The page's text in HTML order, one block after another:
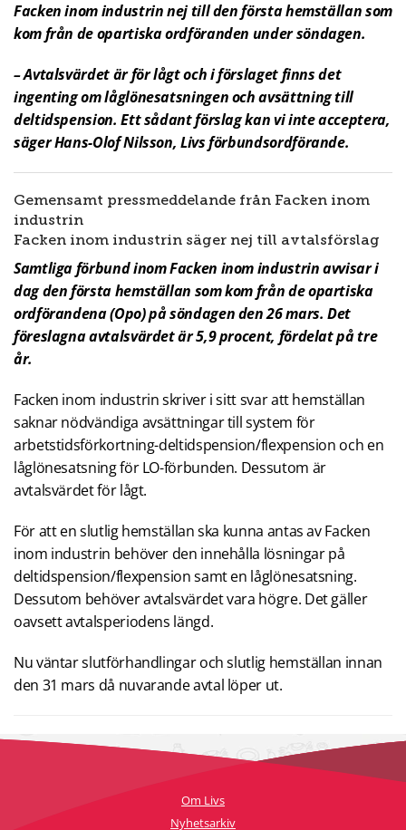
Facken inom industrin nej till den första hemställan som
kom från de opartiska ordföranden under söndagen.
– Avtalsvärdet är för lågt och i förslaget finns det
ingenting om låglönesatsningen och avsättning till
deltidspension. Ett sådant förslag kan vi inte acceptera,
säger Hans-Olof Nilsson, Livs förbundsordförande.
Gemensamt pressmeddelande från Facken inom
industrin
Facken inom industrin säger nej till avtalsförslag
Samtliga förbund inom Facken inom industrin avvisar i
dag den första hemställan som kom från de opartiska
ordförandena (Opo) på söndagen den 26 mars. Det
föreslagna avtalsvärdet är 5,9 procent, fördelat på tre
år.
Facken inom industrin skriver i sitt svar att hemställan
saknar nödvändiga avsättningar till system för
arbetstidsförkortning-deltidspension/flexpension och en
låglönesatsning för LO-förbunden. Dessutom är
avtalsvärdet för lågt.
För att en slutlig hemställan ska kunna antas av Facken
inom industrin behöver den innehålla lösningar på
deltidspension/flexpension samt en låglönesatsning.
Dessutom behöver avtalsvärdet vara högre. Det gäller
oavsett avtalsperiodens längd.
Nu väntar slutförhandlingar och slutlig hemställan innan
den 31 mars då nuvarande avtal löper ut.
Om Livs
Nyhetsarkiv